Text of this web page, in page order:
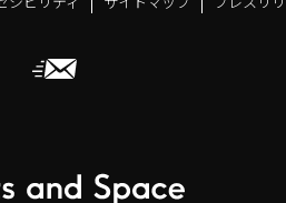
ーアーツアン
メールニュース